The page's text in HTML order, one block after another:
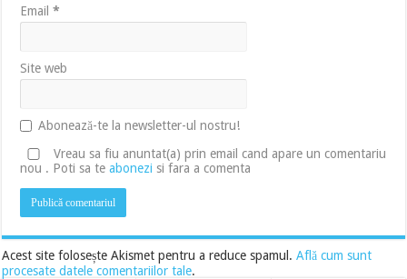
Email*
Site web
Abonează-te la newsletter-ul nostru!
Vreau sa fiu anuntat(a) prin email cand apare un comentariu
nou . Poti sa teabonezi si fara a comenta
Acest site folosește Akismet pentru a reduce spamul.Află cum sunt
procesate datele comentariilor tale.